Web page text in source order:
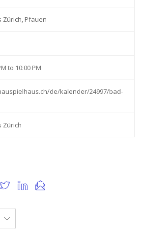
Zürich, Pfauen
to 10:00 PM
de/kalender/24997/bad-
Zürich